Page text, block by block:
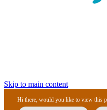
Skip to main content
Hi there, would you like to view this